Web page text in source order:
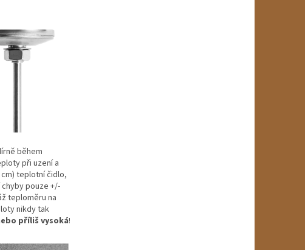
během
při uzení a
teplotní čidlo,
pouze +/-
teploměru na
nikdy tak
příliš vysoká!